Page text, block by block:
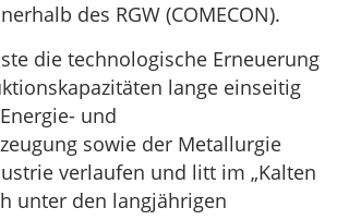
des RGW (COMECON).
die technologische Erneuerung
lange einseitig
und
sowie der Metallurgie
verlaufen und litt im „Kalten
unter den langjährigen